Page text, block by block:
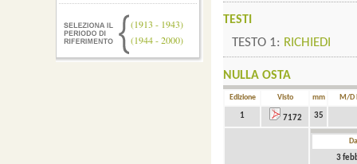
TESTI
TESTO 1: RICHIEDI
NULLA OSTA
Edizione Visto mm M/D
1 7172 35
3
(1913 - 1943)
(1944 - 2000)